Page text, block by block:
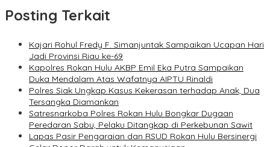
Posting Terkait
Kajari Rohul Fredy F. Simanjuntak Sampaikan Ucapan Hari
Jadi Provinsi Riau ke-69
Kapolres Rokan Hulu AKBP Emil Eka Putra Sampaikan
Duka Mendalam Atas Wafatnya AIPTU Rinaldi
Polres Siak Ungkap Kasus Kekerasan terhadap Anak, Dua
Tersangka Diamankan
Satresnarkoba Polres Rokan Hulu Bongkar Dugaan
Peredaran Sabu, Pelaku Ditangkap di Perkebunan Sawit
Lapas Pasir Pengaraian dan RSUD Rokan Hulu Bersinergi